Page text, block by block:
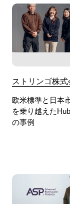
ストリンゴ株式
欧米標準と日本
を乗り越えた
の事例